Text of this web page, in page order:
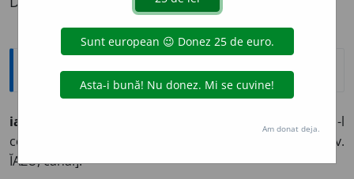
Explicative DEX
iaz
canal derivat din un curs de apă pentru a-l
conduce la o moară ori fabrică;
Mold. Tr. zăgaz. [Slav.
ĬAZŬ, canal].
Am donat deja.